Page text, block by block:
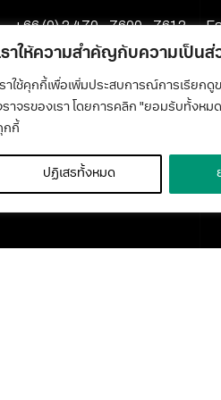
ราให้ความสำคัญกับความเป็น
ราใช้คุกกี้เพื่อเพิ่มประสบการณ์การเรียกดู
ราจรของเรา โดยการคลิก "ยอมรับทั้งหม
กกี้
ปฏิเสธทั้งหมด
+66 (0) 2 470 - 7600 - 7612
media@kmutt.ac.th